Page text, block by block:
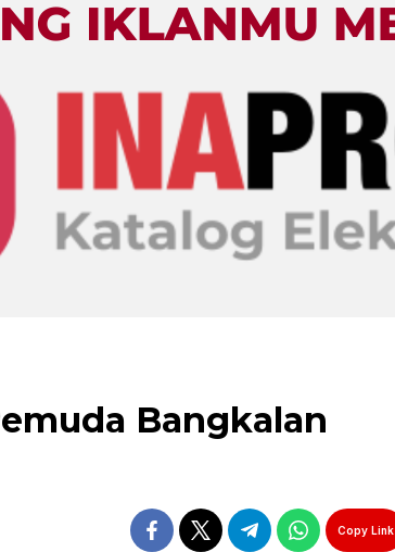
Bangkalan
Copy Link